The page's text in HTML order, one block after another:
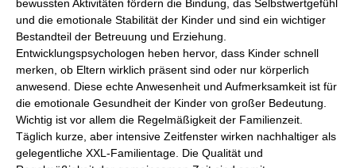
bewussten Aktivitäten fördern die Bindung, das Selbstwertgefühl
und die emotionale Stabilität der Kinder und sind ein wichtiger
Bestandteil der Betreuung und Erziehung.
Entwicklungspsychologen heben hervor, dass Kinder schnell
merken, ob Eltern wirklich präsent sind oder nur körperlich
anwesend. Diese echte Anwesenheit und Aufmerksamkeit ist für
die emotionale Gesundheit der Kinder von großer Bedeutung.
Wichtig ist vor allem die Regelmäßigkeit der Familienzeit.
Täglich kurze, aber intensive Zeitfenster wirken nachhaltiger als
gelegentliche XXL-Familientage. Die Qualität und